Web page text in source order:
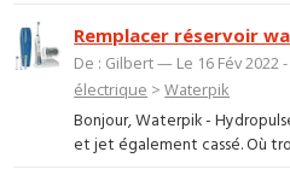
Remplacer réservoir
De : Gilbert — Le 16 Fév 2022
électrique >Waterpik
Bonjour, Waterpik -
et jet également cassé. Où